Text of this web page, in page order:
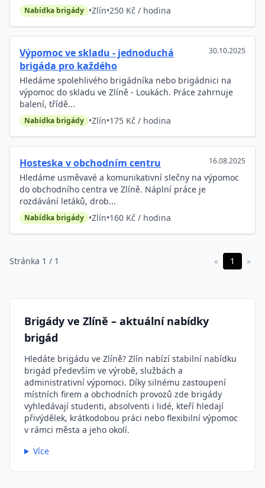
Nabídka brigády •Zlín•250 Kč / hodina
Výpomoc ve skladu - jednoduchá
brigáda pro každého
30.10.2025
Hledáme spolehlivého brigádníka nebo brigádnici na
výpomoc do skladu ve Zlíně - Loukách. Práce zahrnuje
balení, třídě...
Nabídka brigády •Zlín•175 Kč / hodina
Hosteska v obchodním centru 16.08.2025
Hledáme usměvavé a komunikativní slečny na výpomoc
do obchodního centra ve Zlíně. Náplní práce je
rozdávání letáků, drob...
Nabídka brigády •Zlín•160 Kč / hodina
Stránka 1 / 1 « 1 »
Brigády ve Zlíně – aktuální nabídky
brigád
Hledáte brigádu ve Zlíně? Zlín nabízí stabilní nabídku
brigád především ve výrobě, službách a
administrativní výpomoci. Díky silnému zastoupení
místních firem a obchodních provozů zde brigády
vyhledávají studenti, absolventi i lidé, kteří hledají
přivýdělek, krátkodobou práci nebo flexibilní výpomoc
v rámci města a jeho okolí.
Více